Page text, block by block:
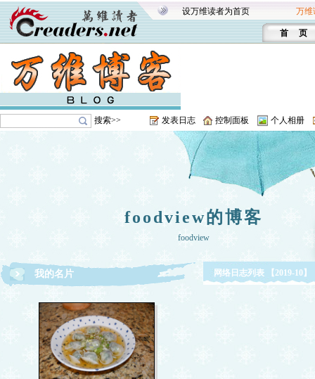
设万维读者为首页 万维
首 页
搜索>> 发表日志 控制面板 个人相册
foodview的博客
foodview
我的名片 网络日志列表 【2019-10】